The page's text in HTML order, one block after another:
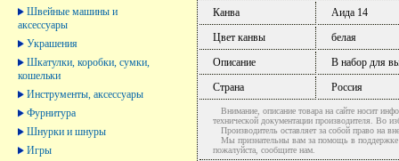
Швейные машины и
аксессуары
Украшения
Шкатулки, коробки, сумки,
кошельки
Инструменты, аксессуары
Фурнитура
Шнурки и шнуры
Игры
Канва
Аида 14
Цвет канвы
белая
Описание
В набор для
Страна
Россия
Внимание, описание товара на сайте носит
технической документации производителя. Во
Производитель оставляет за собой право на
Мы признательны вам за помощь в поддержке
пожалуйста, сообщите нам.